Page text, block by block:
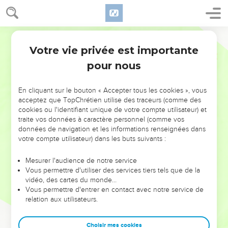
NE MANQUEZ PAS L’ÉVÉNEMENT
DE L’ANNÉE !
ET SI LEURS ERREURS POUVAIENT VOUS ÉVITER LES
VOTRES ?
leur foi ou leur vision. Mais on voit moins les doutes, les erreurs
et les saisons difficiles qu'ils ont traversés, alors même que ce
sont elles qui les ont façonnés.
Dans cette conférence, leaders, entrepreneurs, et responsables
clés pour avancer avec plus de sagesse afin que leurs erreurs
Votre vie privée est importante
pour nous
En cliquant sur le bouton « Accepter tous les cookies », vous
acceptez que TopChrétien utilise des traceurs (comme des
cookies ou l'identifiant unique de votre compte utilisateur) et
traite vos données à caractère personnel (comme vos
données de navigation et les informations renseignées dans
votre compte utilisateur) dans les buts suivants :
Mesurer l'audience de notre service
Vous permettre d'utiliser des services tiers tels que de la
vidéo, des cartes du monde…
Vous permettre d'entrer en contact avec notre service de
relation aux utilisateurs.
Choisir mes cookies